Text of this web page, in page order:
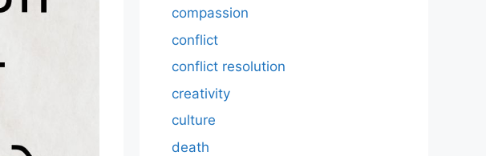
compassion
conflict
conflict resolution
creativity
culture
death